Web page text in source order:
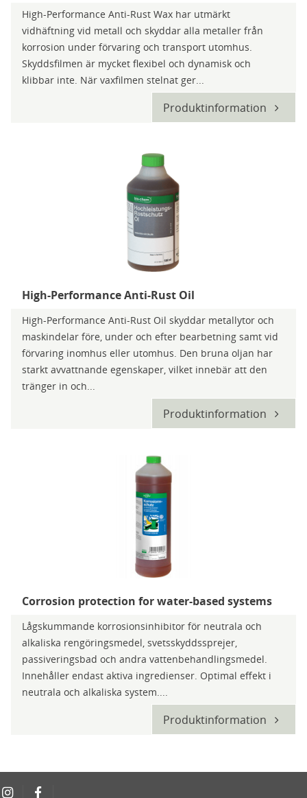
High-Performance Anti-Rust Wax har utmärkt
vidhäftning vid metall och skyddar alla metaller från
korrosion under förvaring och transport utomhus.
Skyddsfilmen är mycket flexibel och dynamisk och
klibbar inte. När vaxfilmen stelnat ger...
Produktinformation
High-Performance Anti-Rust Oil
High-Performance Anti-Rust Oil skyddar metallytor och
maskindelar före, under och efter bearbetning samt vid
förvaring inomhus eller utomhus. Den bruna oljan har
starkt avvattnande egenskaper, vilket innebär att den
tränger in och...
Produktinformation
Corrosion protection for water-based systems
Lågskummande korrosionsinhibitor för neutrala och
alkaliska rengöringsmedel, svetsskyddssprejer,
passiveringsbad och andra vattenbehandlingsmedel.
Innehåller endast aktiva ingredienser. Optimal effekt i
neutrala och alkaliska system....
Produktinformation